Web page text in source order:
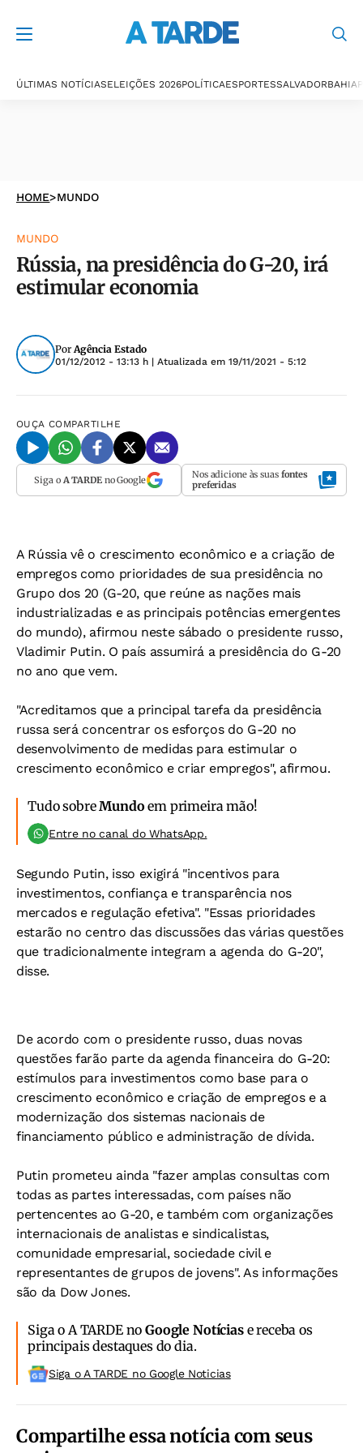
ÚLTIMAS NOTÍCIASELEIÇÕES 2026POLÍTICAESPORTESSALVADORBAHIA
HOME>MUNDO
MUNDO
Rússia, na presidência do G-20, irá
estimular economia
PorAgência Estado
01/12/2012 - 13:13 h | Atualizada em 19/11/2021 - 5:12
OUÇA COMPARTILHE
Siga o A TARDEno Google Nos adicione às suas fontes
preferidas
A Rússia vê o crescimento econômico e a criação de
empregos como prioridades de sua presidência no
Grupo dos 20 (G-20, que reúne as nações mais
industrializadas e as principais potências emergentes
do mundo), afirmou neste sábado o presidente russo,
Vladimir Putin. O país assumirá a presidência do G-20
no ano que vem.
"Acreditamos que a principal tarefa da presidência
russa será concentrar os esforços do G-20 no
desenvolvimento de medidas para estimular o
crescimento econômico e criar empregos", afirmou.
Tudo sobreMundo em primeira mão!
Entre no canal do WhatsApp.
Segundo Putin, isso exigirá "incentivos para
investimentos, confiança e transparência nos
mercados e regulação efetiva". "Essas prioridades
estarão no centro das discussões das várias questões
que tradicionalmente integram a agenda do G-20",
disse.
De acordo com o presidente russo, duas novas
questões farão parte da agenda financeira do G-20:
estímulos para investimentos como base para o
crescimento econômico e criação de empregos e a
modernização dos sistemas nacionais de
financiamento público e administração de dívida.
Putin prometeu ainda "fazer amplas consultas com
todas as partes interessadas, com países não
pertencentes ao G-20, e também com organizações
internacionais de analistas e sindicalistas,
comunidade empresarial, sociedade civil e
representantes de grupos de jovens". As informações
são da Dow Jones.
Siga o A TARDE noGoogle Notíciase receba os
principais destaques do dia.
Siga o A TARDE no Google Noticias
Compartilhe essa notícia com seus